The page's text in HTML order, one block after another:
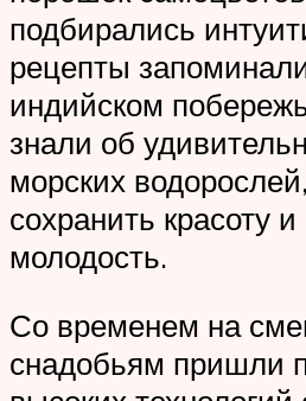
подбирались
рецепты
индийском
знали об
морских
сохранить красоту
молодость.
Со временем на
снадобьям пришли